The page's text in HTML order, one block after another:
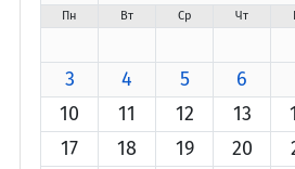
Пн Вт Ср Чт
3
4 5 6
10
11 12 13
17
18 19 20